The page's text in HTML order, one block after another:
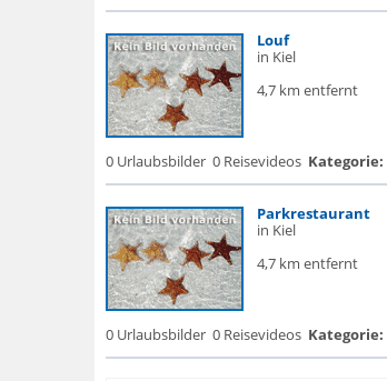
Louf
in Kiel
4,7 km entfernt
0 Urlaubsbilder 0 Reisevideos Kategorie:
Parkrestaurant
in Kiel
4,7 km entfernt
0 Urlaubsbilder 0 Reisevideos Kategorie: